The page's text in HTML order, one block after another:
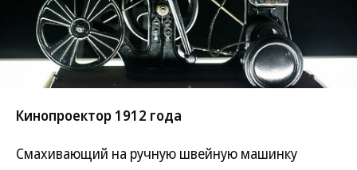
Кинопроектор 1912 года
Смахивающий на ручную швейную машинку